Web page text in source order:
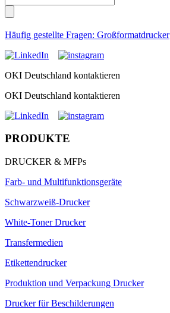
Häufig gestellte Fragen: Großformatdrucker
OKI Deutschland kontaktieren
OKI Deutschland kontaktieren
PRODUKTE
DRUCKER & MFPs
Farb- und Multifunktionsgeräte
Schwarzweiß-Drucker
White-Toner Drucker
Transfermedien
Etikettendrucker
Produktion und Verpackung Drucker
Drucker für Beschilderungen